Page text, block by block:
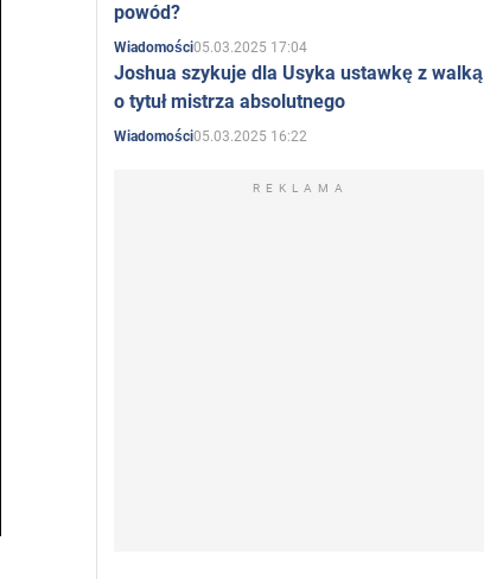
powód?
Wiadomości05.03.2025 17:04
Joshua szykuje dla Usyka ustawkę z walką
o tytuł mistrza absolutnego
Wiadomości05.03.2025 16:22
REKLAMA